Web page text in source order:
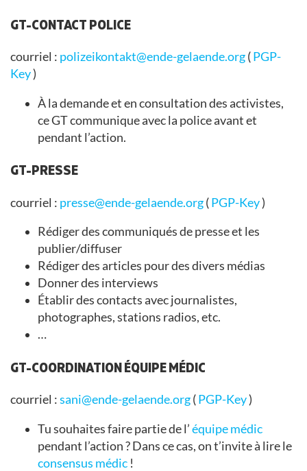
GT-CONTACT POLICE
courriel : polizeikontakt@ende-gelaende.org(PGP-
Key)
À la demande et en consultation des activistes,
ce GT communique avec la police avant et
pendant l’action.
GT-PRESSE
courriel : presse@ende-gelaende.org(PGP-Key)
Rédiger des communiqués de presse et les
publier/diffuser
Rédiger des articles pour des divers médias
Donner des interviews
Établir des contacts avec journalistes,
photographes, stations radios, etc.
…
GT-COORDINATION ÉQUIPE MÉDIC
courriel :sani@ende-gelaende.org(PGP-Key)
Tu souhaites faire partie de l’équipe médic
pendant l’action ? Dans ce cas, on t’invite à lire le
consensus médic !